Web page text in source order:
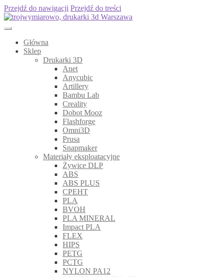
Przejdź do nawigacji Przejdź do treści
Główna
Sklep
Drukarki 3D
Anet
Anycubic
Artillery
Bambu Lab
Creality
Dobot Mooz
Flashforge
Omni3D
Prusa
Snapmaker
Materiały eksploatacyjne
Żywice DLP
ABS
ABS PLUS
CPEHT
PLA
BVOH
PLA MINERAL
Impact PLA
FLEX
HIPS
PETG
PCTG
NYLON PA12